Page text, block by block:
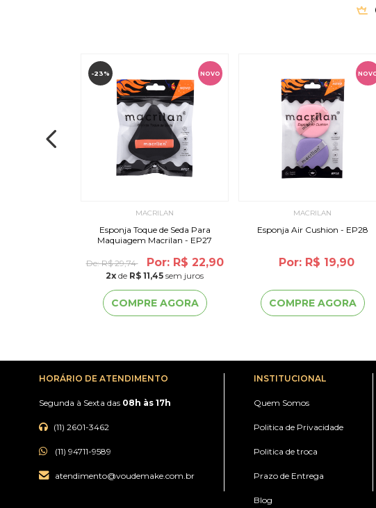
-23% NOVO
MACRILAN
Esponja Toque de Seda Para
Maquiagem Macrilan - EP27
De:R$ 29,74 Por: R$ 22,90
2x de R$ 11,45 sem juros
COMPRE AGORA
MACRILAN
Esponja Air Cushion - EP28
Por: R$ 19,90
COMPRE AGORA
HORÁRIO DE ATENDIMENTO
Segunda à Sexta das 08h às 17h
(11) 2601-3462
(11) 94711-9589
atendimento@voudemake.com.br
INSTITUCIONAL
Quem Somos
Politica de Privacidade
Politica de troca
Prazo de Entrega
Blog